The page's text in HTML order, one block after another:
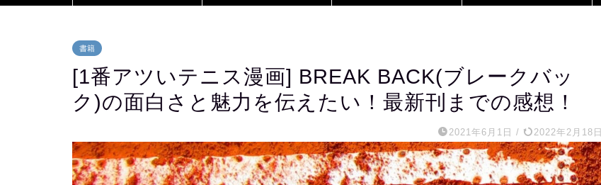
書籍
[1番アツいテニス漫画] BREAK BACK(ブレークバッ
ク)の面白さと魅力を伝えたい！最新刊までの感想！
2021年6月1日 / 2022年2月18日